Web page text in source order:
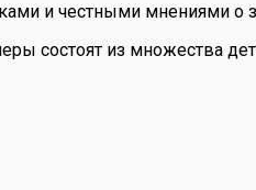
и честными мнениями о
состоят из множества